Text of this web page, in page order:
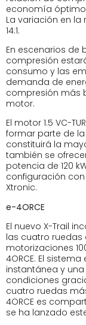
economía
La variación en la
14:1.
En escenarios de
compresión
consumo y las
demanda de
compresión más
motor.
El motor 1.5 VC-
formar parte de la
constituirá la
también se
potencia de 120
configuración
Xtronic.
e-4ORCE
El nuevo X-Trail
las cuatro
motorizaciones
4ORCE. El
instantánea y
condiciones
cuatro ruedas
4ORCE es
se ha lanzado